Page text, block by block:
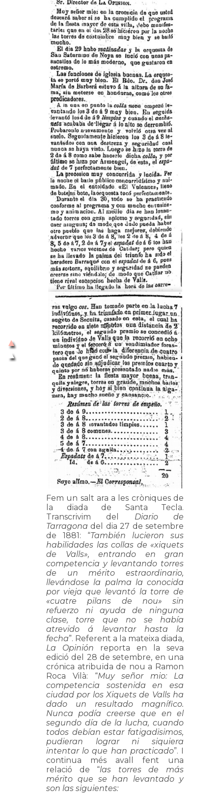
Fem un salt ara a les cròniques de
la diada de Santa Tecla.
Transcrivim del Diario de
Tarragona del dia 27 de setembre
de 1881: “También lucieron sus
habilidades las collas de «xiquets
de Valls», entrando en gran
competencia y levantando torres
de un mérito estraordinario,
llevándose la palma la conocida
por vieja que levantó la torre de
«cuatre pilans de nou» sin
refuerzo ni ayuda de ninguna
clase, torre que no se había
atrevido á levantar hasta la
fecha”. Referent a la mateixa diada,
La Opinión reporta en la seva
edició del 28 de setembre, en una
crónica atribuïda de nou a Ramon
Roca Vilà: “Muy señor mio: La
competencia sostenida en esa
ciudad por los Xiquets de Valls ha
dado un resultado magnífico.
Nunca podía creerse que en el
segundo día de la lucha, cuando
todos debían estar fatigadisimos,
pudieran lograr ni siquiera
intentar lo que han practicado”. I
continua més avall fent una
relació de “las torres de más
mérito que se han levantado y
son las siguientes: